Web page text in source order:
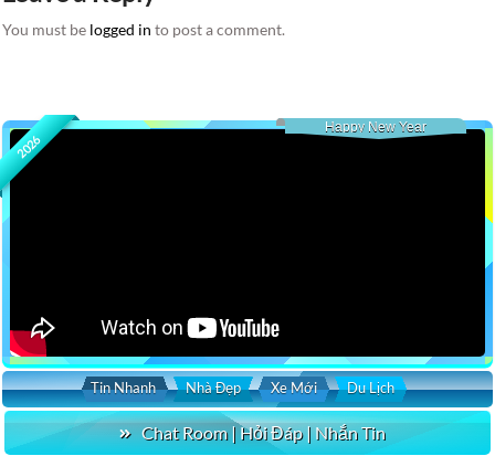
You must be logged in to post a comment.
2026
Happy New Year
Tin Nhanh Nhà Đẹp Xe Mới Du Lịch
Chat Room | Hỏi Đáp | Nhắn Tin